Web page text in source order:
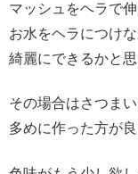
マッシュをヘラで
お水をヘラにつけ
綺麗にできるかと思
その場合はさつま
多めに作った方が良